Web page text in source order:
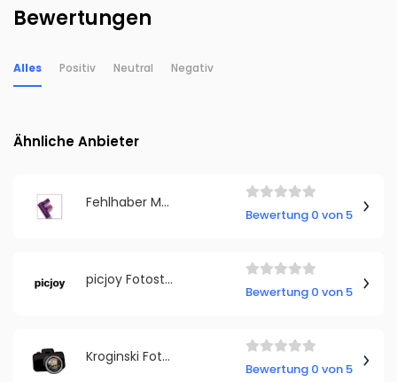
Bewertungen
Alles Positiv Neutral Negativ
Ähnliche Anbieter
Fehlhaber Mediagraphy
Bewertung 0 von 5
picjoy Fotostudio Bochum Innenstadt
Bewertung 0 von 5
Kroginski Fotografie
Bewertung 0 von 5